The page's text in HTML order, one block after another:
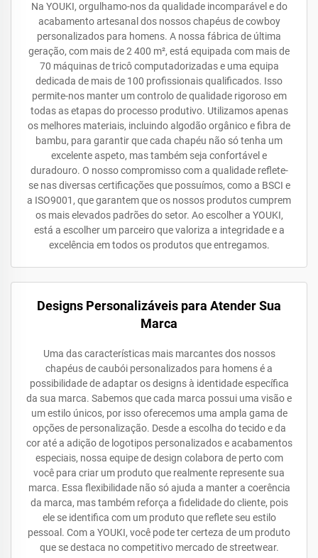
Na YOUKI, orgulhamo-nos da qualidade incomparável e do
acabamento artesanal dos nossos chapéus de cowboy
personalizados para homens. A nossa fábrica de última
geração, com mais de 2 400 m², está equipada com mais de
70 máquinas de tricô computadorizadas e uma equipa
dedicada de mais de 100 profissionais qualificados. Isso
permite-nos manter um controlo de qualidade rigoroso em
todas as etapas do processo produtivo. Utilizamos apenas
os melhores materiais, incluindo algodão orgânico e fibra de
bambu, para garantir que cada chapéu não só tenha um
excelente aspeto, mas também seja confortável e
duradouro. O nosso compromisso com a qualidade reflete-
se nas diversas certificações que possuímos, como a BSCI e
a ISO9001, que garantem que os nossos produtos cumprem
os mais elevados padrões do setor. Ao escolher a YOUKI,
está a escolher um parceiro que valoriza a integridade e a
excelência em todos os produtos que entregamos.
Designs Personalizáveis para Atender Sua
Marca
Uma das características mais marcantes dos nossos
chapéus de caubói personalizados para homens é a
possibilidade de adaptar os designs à identidade específica
da sua marca. Sabemos que cada marca possui uma visão e
um estilo únicos, por isso oferecemos uma ampla gama de
opções de personalização. Desde a escolha do tecido e da
cor até a adição de logotipos personalizados e acabamentos
especiais, nossa equipe de design colabora de perto com
você para criar um produto que realmente represente sua
marca. Essa flexibilidade não só ajuda a manter a coerência
da marca, mas também reforça a fidelidade do cliente, pois
ele se identifica com um produto que reflete seu estilo
pessoal. Com a YOUKI, você pode ter certeza de um produto
que se destaca no competitivo mercado de streetwear.